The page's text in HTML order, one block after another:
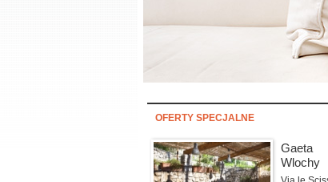
OFERTY SPECJALNE
Gaeta
Wlochy